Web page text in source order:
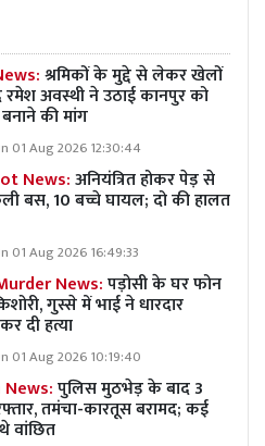
श्रमिकों के मुद्दे से लेकर खेलों
अवस्थी ने उठाई कानपुर को
की मांग
01 Aug 2026 12:30:44
News:अनियंत्रित होकर पेड़ से
बस, 10 बच्चे घायल; दो की हालत
01 Aug 2026 16:49:33
News:पड़ोसी के घर फोन
गुस्से में भाई ने धारदार
दी हत्या
01 Aug 2026 10:19:40
पुलिस मुठभेड़ के बाद 3
तमंचा-कारतूस बरामद; कई
वांछित